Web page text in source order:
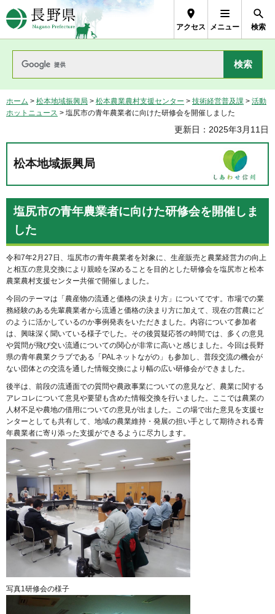
長野県Nagano Prefecture
アクセス メニュー 検索
ホーム > 松本地域振興局 > 松本農業農村支援センター > 技術経営普及課 > 活動
ホットニュース > 塩尻市の青年農業者に向けた研修会を開催しました
更新日：2025年3月11日
松本地域振興局
塩尻市の青年農業者に向けた研修会を開催しま
した
令和7年2月27日、塩尻市の青年農業者を対象に、生産販売と農業経営力の向上
と相互の意見交換により親睦を深めることを目的とした研修会を塩尻市と松本
農業農村支援センター共催で開催しました。
今回のテーマは「農産物の流通と価格の決まり方」についてです。市場での業
務経験のある先輩農業者から流通と価格の決まり方に加えて、現在の営農にど
のように活かしているのか事例発表をいただきました。内容について参加者
は、興味深く聞いている様子でした。その後質疑応答の時間では、多くの意見
や質問が飛び交い流通についての関心が非常に高いと感じました。今回は長野
県の青年農業クラブである「PALネットながの」も参加し、普段交流の機会が
ない団体との交流を通した情報交換により幅の広い研修会ができました。
後半は、前段の流通面での質問や農政事業についての意見など、農業に関する
アレコレについて意見や要望も含めた情報交換を行いました。ここでは農業の
人材不足や農地の借用についての意見が出ました。この場で出た意見を支援セ
ンターとしても共有して、地域の農業維持・発展の担い手として期待される青
年農業者に寄り添った支援ができるように尽力します。
写真1研修会の様子